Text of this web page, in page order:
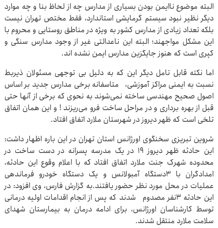
البته موضوع ناایمن بودن بسیاری از مدارس چه از لحاظ بنا و چه موارد
دیگر نظیر نبود سیستم گرمایشی استاندارد، فقط مختص تهران نیست
بلکه تعداد زیادی از مدارس کشور به ویژه در مناطق روستایی و محروم با
این مشکل مواجهند؛ البته این ناعدالتی غیر از وجود مدارس سنگی و
کپری است که هنوز جایگزین مدارس ایمن نشده اند.
اما نکته قابل تامل دیگر این که به دلیل بی توجهی مسئولان ذیربط
نسبت به ایمنی مراکز آموزشی، متاسفانه برخی مدارس جدید بر اساس
اصول صحیح مهندسی ساخته نمی‌شوند به نحوی که برخی از آنها حتی
قبل از بهره برداری و در مراحل ساخت فرو می‌ریزند ! و این همان اتفاق
تلخی است که ظهر دیروز در شهرستان ملارد اتفاق افتاد.
شروین تبریزی سخنگوی اورژانس استان تهران در این باره اظهار داشت:
این حادثه ظهر دیروز ۱۹ در یک مدرسه پسرانه در دست ساخت در
محدوده شهرک جنت ملارد اتفاق افتاد که با اعلام وقوع این حادثه،
امدادگران با ۳دستگاه آمبولانس و یک دستگاه خودرو فرماندهی
عملیات در محل مورد نظر حضور یافتند.به گزارش فارس، وی افزود: در
این حادثه ۳نفر مصدوم شدند که پس از انجام اقدامات اولیه درمانی
توسط کارشناسان اورژانس، برای ادامه درمان به بیمارستان شهدای
سلامت ملارد منتقل شدند.